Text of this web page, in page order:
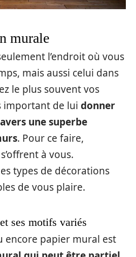
murale
l’endroit où vous
mais aussi celui dans
le plus souvent vos
important de lui donner
une superbe
. Pour ce faire,
à vous.
types de décorations
de vous plaire.
ses motifs variés
encore papier mural est